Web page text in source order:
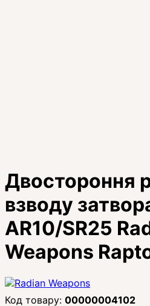
Двостороння
взводу
AR10/SR25
Weapons
00000004102